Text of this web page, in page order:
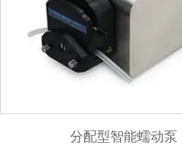
分配型智能蠕动泵